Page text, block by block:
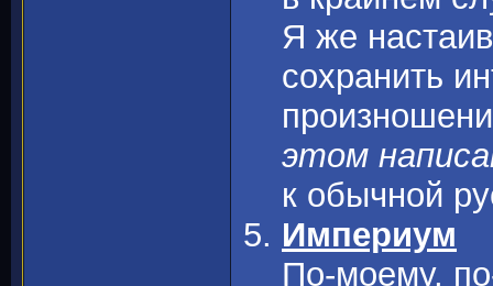
Я же
сохранить
этом
к обычной
Империум
По-моему,